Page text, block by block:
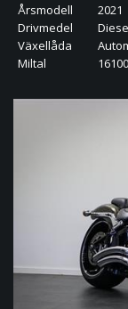
MASSAGE | DRAG
Årsmodell
2021
Drivmedel
Växellåda
Miltal